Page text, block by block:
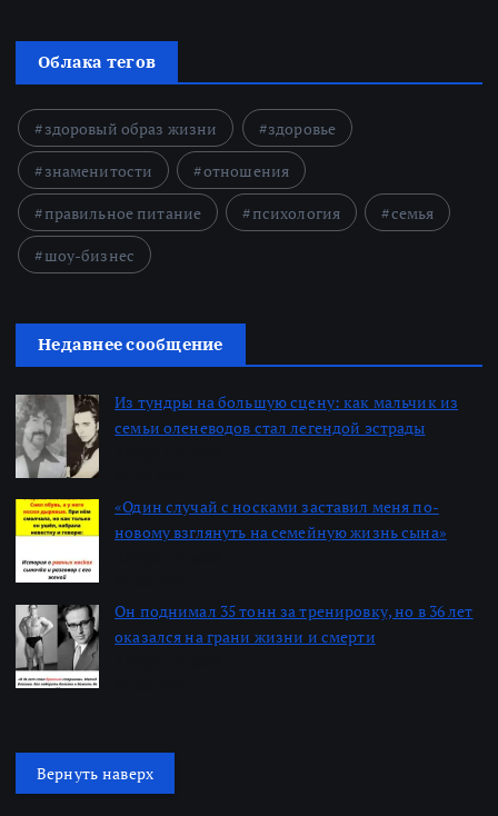
Облака тегов
здоровый образ жизни
здоровье
знаменитости
отношения
правильное питание
психология
семья
шоу-бизнес
Недавнее сообщение
Из тундры на большую сцену: как мальчик из
семьи оленеводов стал легендой эстрады
«Один случай с носками заставил меня по-
новому взглянуть на семейную жизнь сына»
Он поднимал 35 тонн за тренировку, но в 36 лет
оказался на грани жизни и смерти
Вернуть наверх